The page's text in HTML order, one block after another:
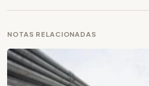
NOTAS RELACIONADAS